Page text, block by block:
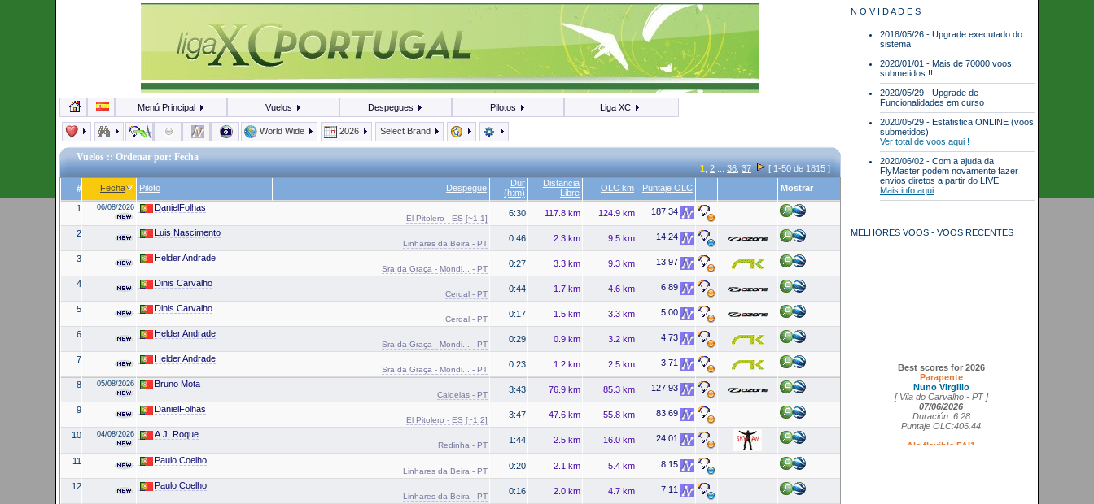
Menú Principal Vuelos Despegues Pilotos Liga XC
World Wide 2026 Select Brand
Vuelos :: Ordenar por: Fecha
1 2 36 37 [ 1-50 de 1815 ]
# Fecha Piloto Despegue
Dur
(h:m)
Distancia
Libre
OLC km Puntaje OLC Mostrar
1 06/08/2026 DanielFolhas
El Pitolero - ES [~1.1]
6:30 117.8 km 124.9 km 187.34
2 Luis Nascimento
Linhares da Beira - PT
0:46 2.3 km 9.5 km 14.24
3 Helder Andrade
Sra da Graça - Mondi... - PT
0:27 3.3 km 9.3 km 13.97
4 Dinis Carvalho
Cerdal - PT
0:44 1.7 km 4.6 km 6.89
5 Dinis Carvalho
Cerdal - PT
0:17 1.5 km 3.3 km 5.00
6 Helder Andrade
Sra da Graça - Mondi... - PT
0:29 0.9 km 3.2 km 4.73
7 Helder Andrade
Sra da Graça - Mondi... - PT
0:23 1.2 km 2.5 km 3.71
8 05/08/2026 Bruno Mota
Caldelas - PT
3:43 76.9 km 85.3 km 127.93
9 DanielFolhas
El Pitolero - ES [~1.2]
3:47 47.6 km 55.8 km 83.69
10 04/08/2026 A.J. Roque
Redinha - PT
1:44 2.5 km 16.0 km 24.01
11 Paulo Coelho
Linhares da Beira - PT
0:20 2.1 km 5.4 km 8.15
12 Paulo Coelho
Linhares da Beira - PT
0:16 2.0 km 4.7 km 7.11
N O V I D A D E S
2018/05/26 - Upgrade executado do
sistema
2020/01/01 - Mais de 70000 voos
submetidos !!!
2020/05/29 - Upgrade de
Funcionalidades em curso
2020/05/29 - Estatistica ONLINE (voos
submetidos)
Ver total de voos aqui !
2020/06/02 - Com a ajuda da
FlyMaster podem novamente fazer
envios diretos a partir do LIVE
Mais info aqui
MELHORES VOOS - VOOS RECENTES
Parapente
Nuno Virgilio
[ Vila do Carvalho - PT ]
07/06/2026
Duración: 6:28
Puntaje OLC:406.44